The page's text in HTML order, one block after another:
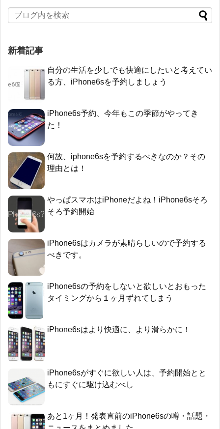
新着記事
自分の生活を少しでも快適にしたいと考えてい
る方、iPhone6sを予約しましょう
iPhone6s予約、今年もこの季節がやってき
た！
何故、iphone6sを予約するべきなのか？その
理由とは！
やっぱスマホはiPhoneだよね！iPhone6sそろ
そろ予約開始
iPhone6sはカメラが素晴らしいので予約する
べきです。
iPhone6sの予約をしないと欲しいとおもった
タイミングから１ヶ月ずれてしまう
iPhone6sはより快適に、より滑らかに！
iPhone6sがすぐに欲しい人は、予約開始とと
もにすぐに駆け込むべし
あと1ヶ月！発表直前のiPhone6sの噂・話題・